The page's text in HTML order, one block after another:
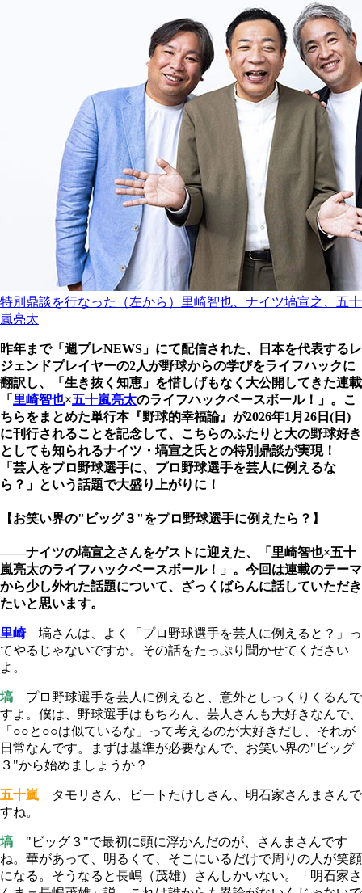
特別鼎談を行なった（左から）里崎智也、ナイツ塙宣之、五十
嵐亮太
昨年まで「週プレNEWS」にて配信された、日本を代表するレ
ジェンドプレイヤーの2人が野球からの学びをライフハックに
翻訳し、「生き抜く知恵」を惜しげもなく大公開してきた連載
「 里崎智也×五十嵐亮太のライフハックベースボール！」。こ
ちらをまとめた単行本『野球的幸福論』が2026年1月26日(日)
に刊行されることを記念して、こちらのふたりと大の野球好き
としても知られるナイツ・塙宣之氏との特別鼎談が実現！
「芸人をプロ野球選手に、プロ野球選手を芸人に例えるな
ら？」という話題で大盛り上がりに！
【お笑い界の"ビッグ３"をプロ野球選手に例えたら？】
――ナイツの塙宣之さんをゲストに迎えた、「里崎智也×五十
嵐亮太のライフハックベースボール！」。今回は連載のテーマ
から少し外れた話題について、ざっくばらんに話していただき
たいと思います。
里崎塙さんは、よく「プロ野球選手を芸人に例えると？」っ
てやるじゃないですか。その話をたっぷり聞かせてください
よ。
塙 プロ野球選手を芸人に例えると、意外としっくりくるんで
すよ。僕は、野球選手はもちろん、芸人さんも大好きなんで、
「○○と○○は似ているな」って考えるのが大好きだし、それが
日常なんです。まずは基準が必要なんで、お笑い界の"ビッグ
３"から始めましょうか？
五十嵐 タモリさん、ビートたけしさん、明石家さんまさんで
すね。
塙 "ビッグ３"で最初に頭に浮かんだのが、さんまさんです
ね。華があって、明るくて、そこにいるだけで周りの人が笑顔
になる。そうなると長嶋（茂雄）さんしかいない。「明石家さ